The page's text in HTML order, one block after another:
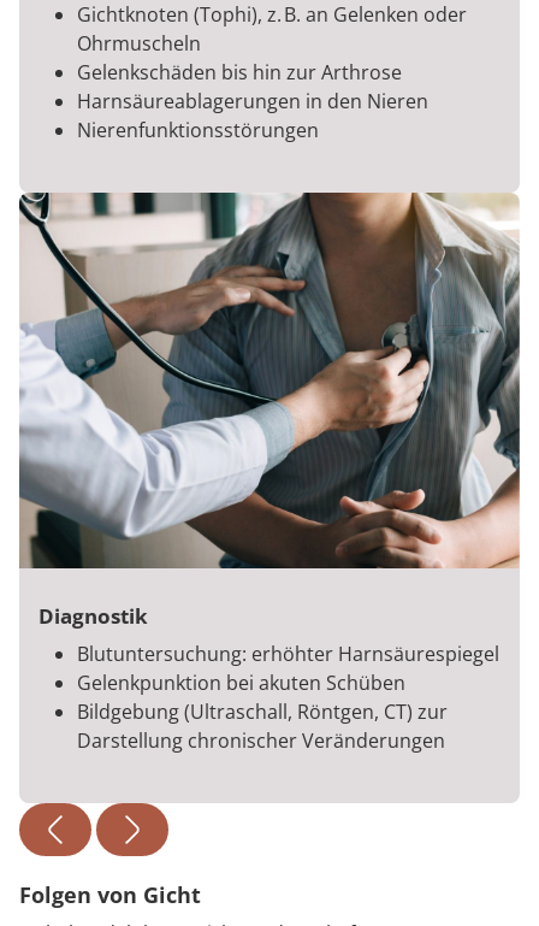
Gichtknoten (Tophi), z. B. an Gelenken oder
Ohrmuscheln
Gelenkschäden bis hin zur Arthrose
Harnsäureablagerungen in den Nieren
Nierenfunktionsstörungen
Diagnostik
Blutuntersuchung: erhöhter Harnsäurespiegel
Gelenkpunktion bei akuten Schüben
Bildgebung (Ultraschall, Röntgen, CT) zur
Darstellung chronischer Veränderungen
Folgen von Gicht